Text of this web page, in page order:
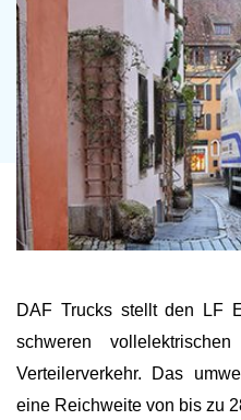
DAF Trucks stellt den LF
schweren
Verteilerverkehr. Das
eine Reichweite von bis zu